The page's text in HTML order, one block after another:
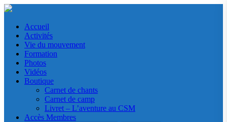
Accueil
Activités
Vie du mouvement
Formation
Photos
Vidéos
Boutique
Carnet de chants
Carnet de camp
Livret – L’aventure au CSM
Accès Membres